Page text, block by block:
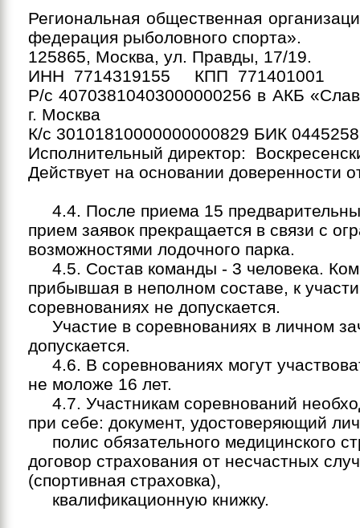
Региональная общественная
федерация рыболовного спорта».
125865, Москва, ул. Правды, 17/19.
ИНН
7714319155 КПП
771401001
Р/с 40703810403000000256 в АКБ
г. Москва
К/с 30101810000000000829 БИК
Исполнительный директор:
Действует на основании доверенности
4.4. После приема 15
прием заявок прекращается в связи с
возможностями лодочного парка.
4.5. Состав команды - 3 человека.
прибывшая в неполном составе, к
соревнованиях не допускается.
Участие в соревнованиях в личном
допускается.
4.6. В соревнованиях могут
не моложе 16 лет.
4.7. Участникам соревнований
при себе: документ, удостоверяющий
полис обязательного медицинского
договор страхования от несчастных
(спортивная страховка),
квалификационную книжку.